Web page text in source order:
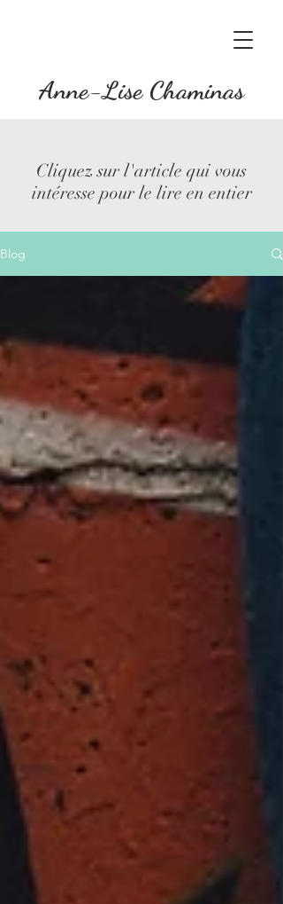
Anne-Lise Chaminas
Cliquez sur l'article qui vous
intéresse pour le lire en entier
Blog